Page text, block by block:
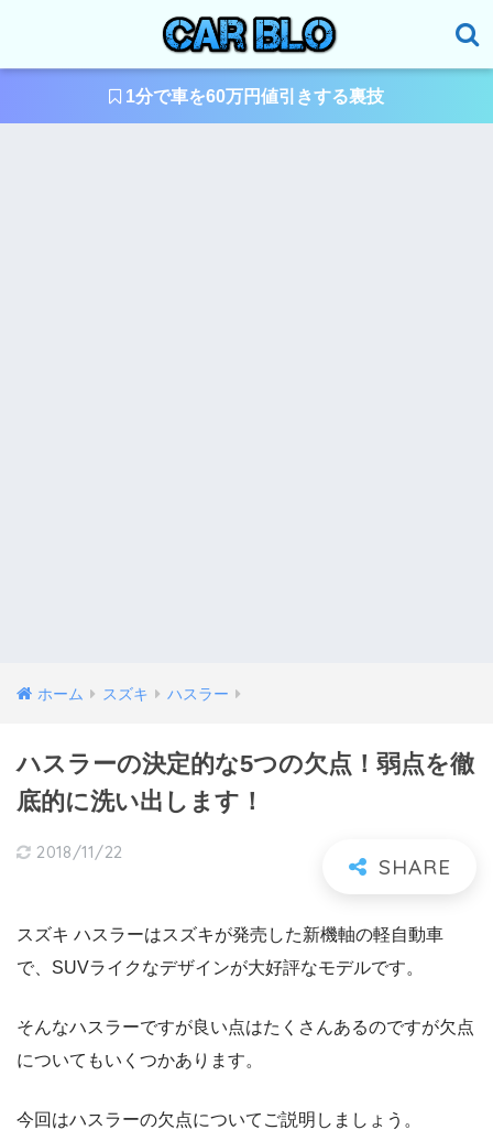
1分で車を60万円値引きする裏技
ホーム スズキ ハスラー
ハスラーの決定的な5つの欠点！弱点を徹
底的に洗い出します！
2018/11/22
スズキ ハスラーはスズキが発売した新機軸の軽自動車
で、SUVライクなデザインが大好評なモデルです。
そんなハスラーですが良い点はたくさんあるのですが欠点
についてもいくつかあります。
今回はハスラーの欠点についてご説明しましょう。